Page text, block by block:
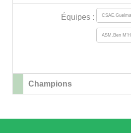
Équipes :
Champions